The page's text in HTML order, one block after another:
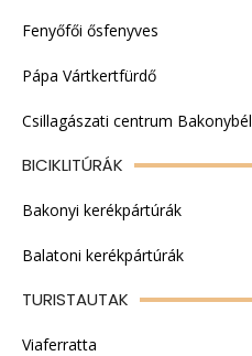
Fenyőfői ősfenyves
Pápa Vártkertfürdő
Csillagászati centrum Bakonybél
BICIKLITÚRÁK
Bakonyi kerékpártúrák
Balatoni kerékpártúrák
TURISTAUTAK
Viaferratta